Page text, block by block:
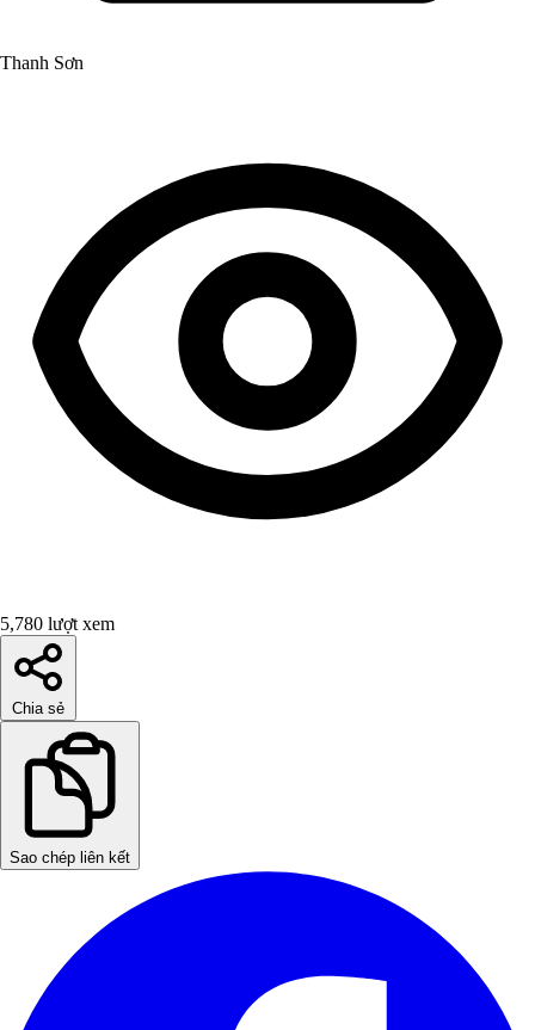
Thanh Sơn
5,780 lượt xem
Chia sẻ
Sao chép liên kết